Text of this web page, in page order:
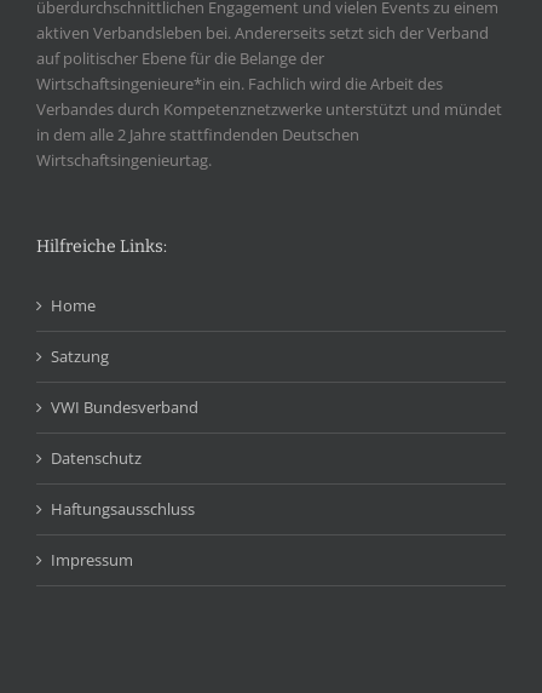
überdurchschnittlichen Engagement und vielen Events zu einem
aktiven Verbandsleben bei. Andererseits setzt sich der Verband
auf politischer Ebene für die Belange der
Wirtschaftsingenieure*in ein. Fachlich wird die Arbeit des
Verbandes durch Kompetenznetzwerke unterstützt und mündet
in dem alle 2 Jahre stattfindenden Deutschen
Wirtschaftsingenieurtag.
Hilfreiche Links:
Home
Satzung
VWI Bundesverband
Datenschutz
Haftungsausschluss
Impressum